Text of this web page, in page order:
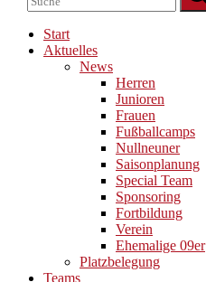
Start
Aktuelles
News
Herren
Junioren
Frauen
Fußballcamps
Nullneuner
Saisonplanung
Special Team
Sponsoring
Fortbildung
Verein
Ehemalige 09er
Platzbelegung
Teams